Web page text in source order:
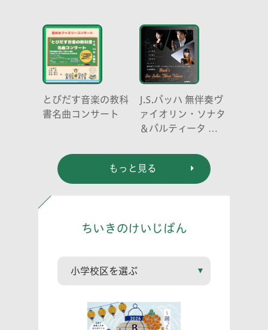
とびだす音楽の教科
書名曲コンサート
J.S.バッハ 無伴奏ヴ
ァイオリン・ソナタ
＆パルティータ 全
祐貴 川口尭史 伊東
真奈
もっと見る
ちいきのけいじばん